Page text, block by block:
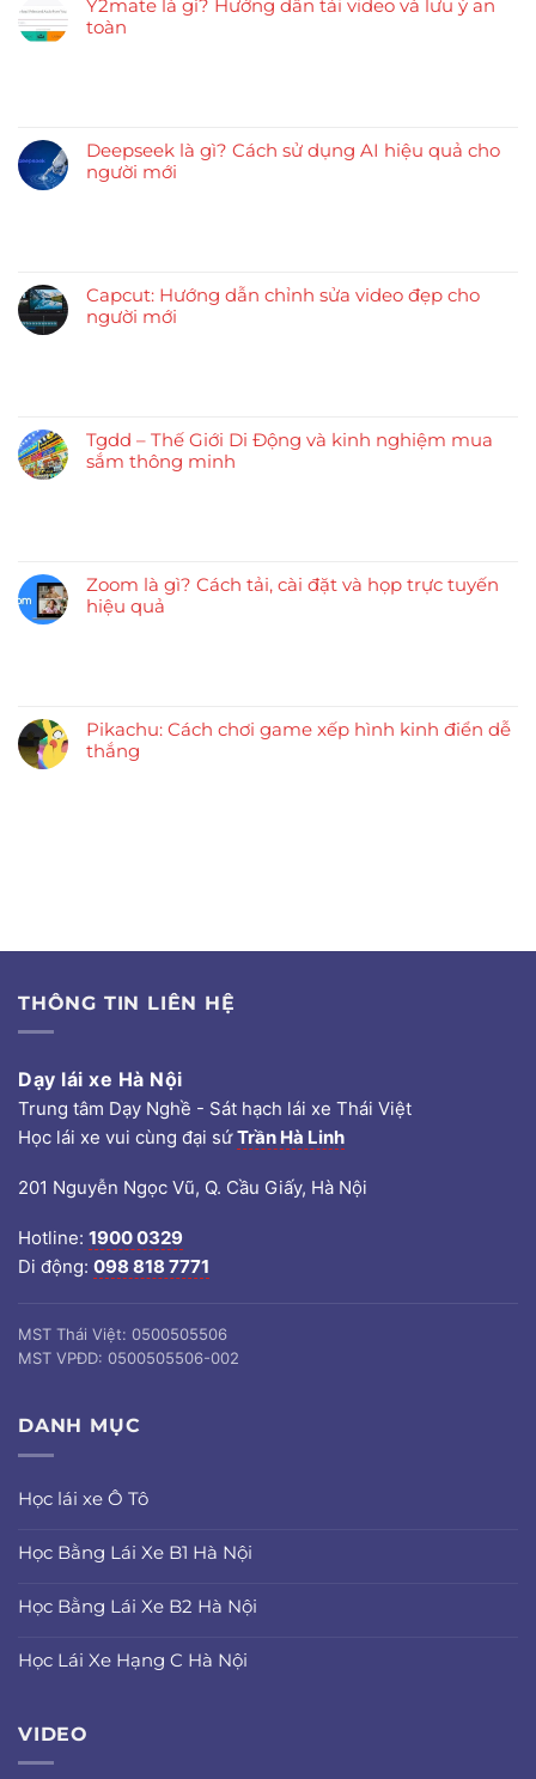
Y2mate là gì? Hướng dẫn tải video và lưu ý an
toàn
Deepseek là gì? Cách sử dụng AI hiệu quả cho
người mới
Capcut: Hướng dẫn chỉnh sửa video đẹp cho
người mới
Tgdd – Thế Giới Di Động và kinh nghiệm mua
sắm thông minh
Zoom là gì? Cách tải, cài đặt và họp trực tuyến
hiệu quả
Pikachu: Cách chơi game xếp hình kinh điển dễ
thắng
THÔNG TIN LIÊN HỆ
Dạy lái xe Hà Nội
Trung tâm Dạy Nghề - Sát hạch lái xe Thái Việt
Học lái xe vui cùng đại sứTrần Hà Linh
201 Nguyễn Ngọc Vũ, Q. Cầu Giấy, Hà Nội
Hotline: 1900 0329
Di động: 098 818 7771
MST Thái Việt: 0500505506
MST VPĐD: 0500505506-002
DANH MỤC
Học lái xe Ô Tô
Học Bằng Lái Xe B1 Hà Nội
Học Bằng Lái Xe B2 Hà Nội
Học Lái Xe Hạng C Hà Nội
VIDEO